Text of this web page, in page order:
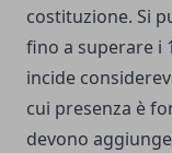
costituzione. Si
fino a superare i
incide
cui presenza è
devono